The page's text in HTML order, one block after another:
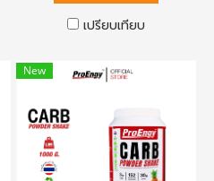
เปรียบเทียบ
New